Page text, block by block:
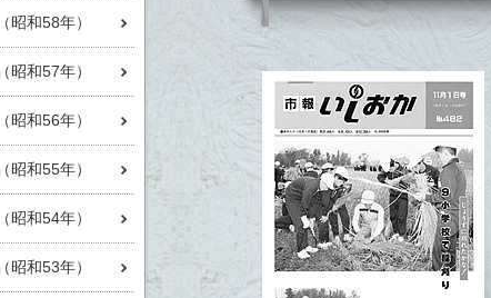
昭和58年）
昭和57年）
昭和56年）
昭和55年）
昭和54年）
昭和53年）